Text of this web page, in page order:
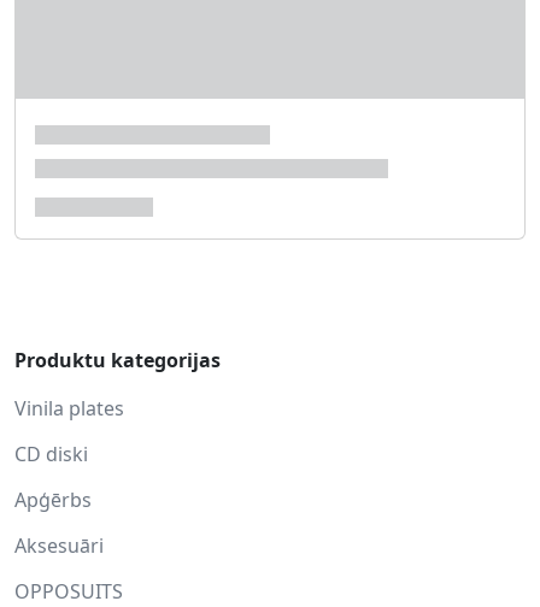
Produktu kategorijas
Vinila plates
CD diski
Apģērbs
Aksesuāri
OPPOSUITS